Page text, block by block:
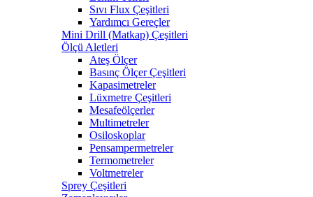
Sıvı Flux Çeşitleri
Yardımcı Gereçler
Mini Drill (Matkap) Çeşitleri
Ölçü Aletleri
Ateş Ölçer
Basınç Ölçer Çeşitleri
Kapasimetreler
Lüxmetre Çeşitleri
Mesafeölçerler
Multimetreler
Osiloskoplar
Pensampermetreler
Termometreler
Voltmetreler
Sprey Çeşitleri